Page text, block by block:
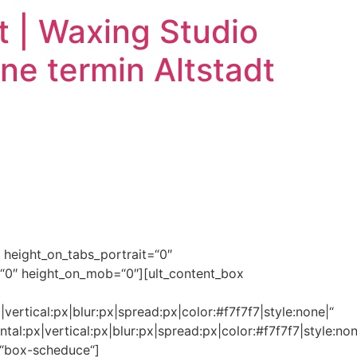
| Waxing Studio
termin Altstadt
height_on_mob=“0″][ult_content_box
scheduce“]